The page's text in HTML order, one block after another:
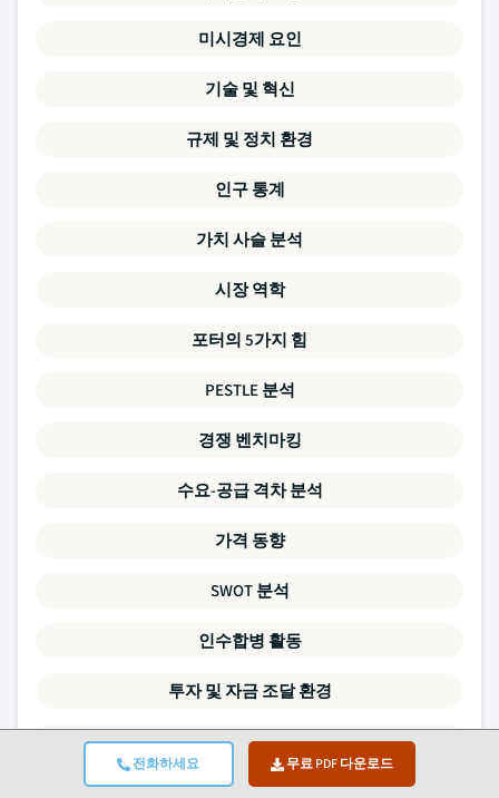
전화하세요 무료 PDF 다운로드
미시경제 요인
기술 및 혁신
규제 및 정치 환경
인구 통계
가치 사슬 분석
시장 역학
포터의 5가지 힘
PESTLE 분석
경쟁 벤치마킹
수요-공급 격차 분석
가격 동향
SWOT 분석
인수합병 활동
투자 및 자금 조달 환경
기업 프로파일